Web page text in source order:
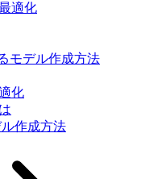
適化
モデル作成方法
化
作成方法